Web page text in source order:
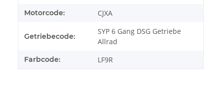
Motorcode: CJXA
Getriebecode:
SYP 6 Gang DSG Getriebe
Allrad
Farbcode: LF9R